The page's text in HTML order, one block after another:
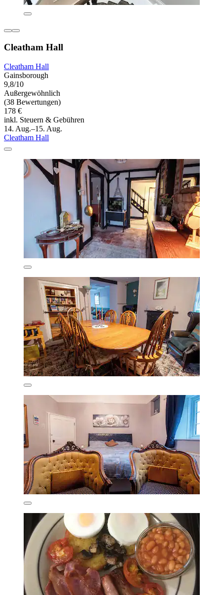
Cleatham Hall
Cleatham Hall
Gainsborough
9,8/10
Außergewöhnlich
(38 Bewertungen)
178 €
inkl. Steuern & Gebühren
14. Aug.–15. Aug.
Cleatham Hall